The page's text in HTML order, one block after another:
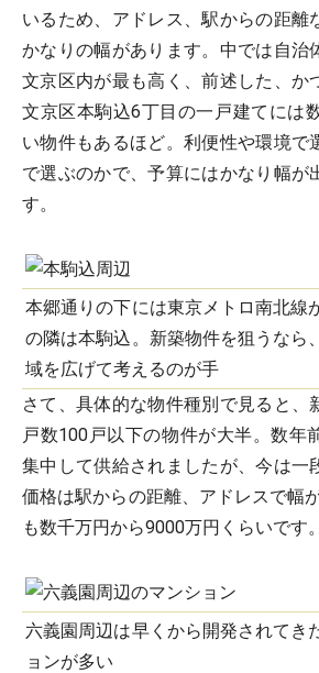
いるため、アドレス、駅からの距離
かなりの幅があります。中では自治
文京区内が最も高く、前述した、か
文京区本駒込6丁目の一戸建てには
い物件もあるほど。利便性や環境で
で選ぶのかで、予算にはかなり幅が
す。
本郷通りの下には東京メトロ南北線
の隣は本駒込。新築物件を狙うなら
域を広げて考えるのが手
さて、具体的な物件種別で見ると、
戸数100戸以下の物件が大半。数年
集中して供給されましたが、今は一
価格は駅からの距離、アドレスで幅
も数千万円から9000万円くらいです。
六義園周辺は早くから開発されてき
ョンが多い